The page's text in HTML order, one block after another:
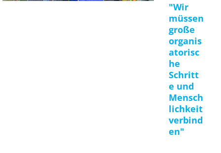
"Wir
müssen
große
organis
atorisc
he
Schritt
e und
Mensch
lichkeit
verbind
en"